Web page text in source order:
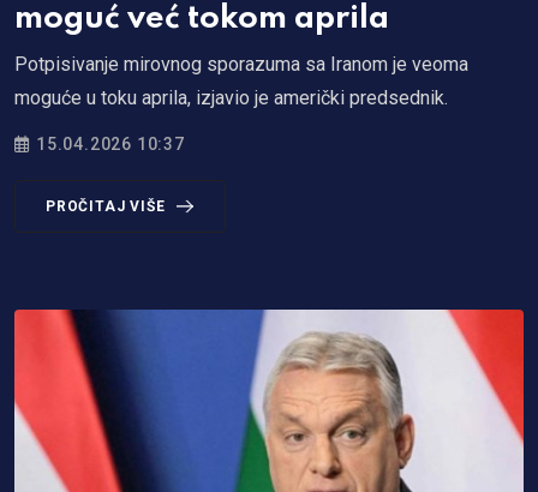
moguć već tokom aprila
Potpisivanje mirovnog sporazuma sa Iranom je veoma
moguće u toku aprila, izjavio je američki predsednik.
15.04.2026 10:37
PROČITAJ VIŠE